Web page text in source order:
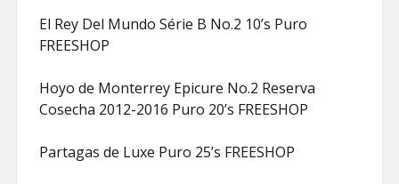
El Rey Del Mundo Série B No.2 10’s Puro
FREESHOP
Hoyo de Monterrey Epicure No.2 Reserva
Cosecha 2012-2016 Puro 20’s FREESHOP
Partagas de Luxe Puro 25’s FREESHOP